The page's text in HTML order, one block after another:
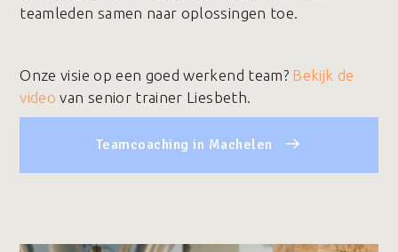
teamleden samen naar oplossingen toe.
Onze visie op een goed werkend team? Bekijk de
video van senior trainer Liesbeth.
Teamcoaching in Machelen